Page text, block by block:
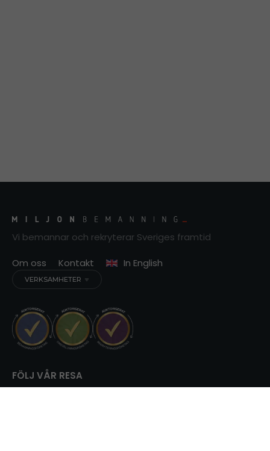
Vi bemannar och rekryterar Sveriges framtid
Om oss Kontakt In English
VERKSAMHETER
FÖLJ VÅR RESA